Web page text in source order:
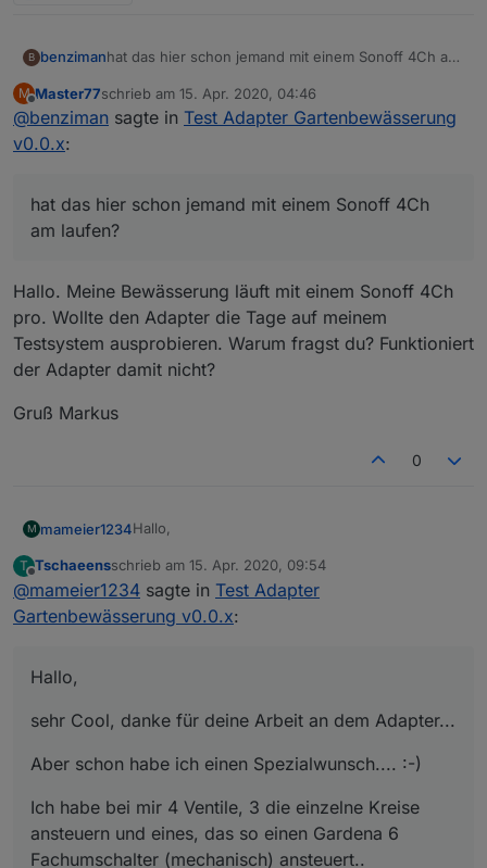
B benzimanhat das hier schon jemand mit einem Sonoff 4Ch am
M
Offline
Master77schrieb am 15. Apr. 2020, 04:46
zuletzt editiert von
@benziman sagte in Test Adapter Gartenbewässerung
v0.0.x:
hat das hier schon jemand mit einem Sonoff 4Ch
am laufen?
Hallo. Meine Bewässerung läuft mit einem Sonoff 4Ch
pro. Wollte den Adapter die Tage auf meinem
Testsystem ausprobieren. Warum fragst du? Funktioniert
der Adapter damit nicht?
Gruß Markus
0
M mameier1234Hallo,
sehr Cool, danke für deine Arbeit an dem
Adapter...
Aber schon habe ich einen Spezialwunsch.... :-)
In meinem Fall sind 3 Ausgangsventile an
schalte aktuell das Ventil. Durch den
Wasserdruck wird im Umschalter eine Feder
gespannt, und wenn die Beregnungszeit aus ist,
sprich Wasser aus, dann schaltet der Umschalter
mechanisch auf den nächsten Ausgang... Nun
wird wieder das Ventil aufgemacht, die Feder
oft dieses Ventil zur gewünschten Zeit schalten
soll....
T Tschaeensschrieb am 15. Apr. 2020, 09:54
zuletzt editiert von
@mameier1234 sagte in Test Adapter
Gartenbewässerung v0.0.x:
Hallo,
sehr Cool, danke für deine Arbeit an dem Adapter...
Aber schon habe ich einen Spezialwunsch.... :-)
Ich habe bei mir 4 Ventile, 3 die einzelne Kreise
ansteuern und eines, das so einen Gardena 6
Fachumschalter (mechanisch) ansteuert..